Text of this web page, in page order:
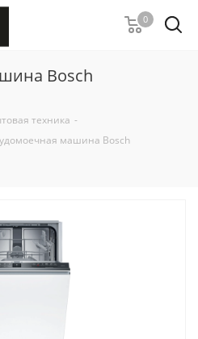
0
Bosch
техника -
машина Bosch